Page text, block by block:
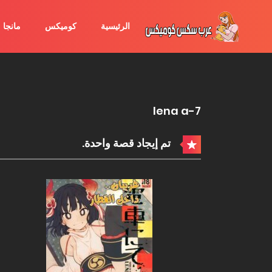
الرئيسية كوميكس مانجا
lena a-7
تم إيجاد قصة واحدة.